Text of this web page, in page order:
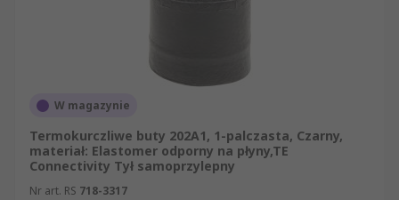
W magazynie
Termokurczliwe buty 202A1, 1-palczasta, Czarny,
materiał: Elastomer odporny na płyny,TE
Connectivity Tył samoprzylepny
Nr art. RS 718-3317